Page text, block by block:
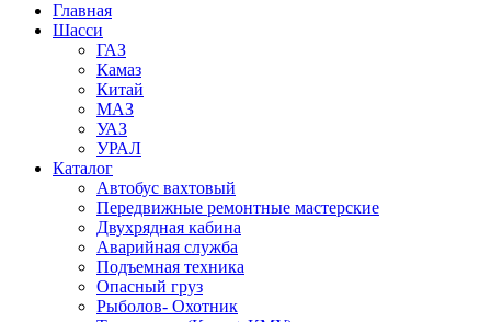
Главная
Шасси
ГАЗ
Камаз
Китай
МАЗ
УАЗ
УРАЛ
Каталог
Автобус вахтовый
Передвижные ремонтные мастерские
Двухрядная кабина
Аварийная служба
Подъемная техника
Опасный груз
Рыболов- Охотник